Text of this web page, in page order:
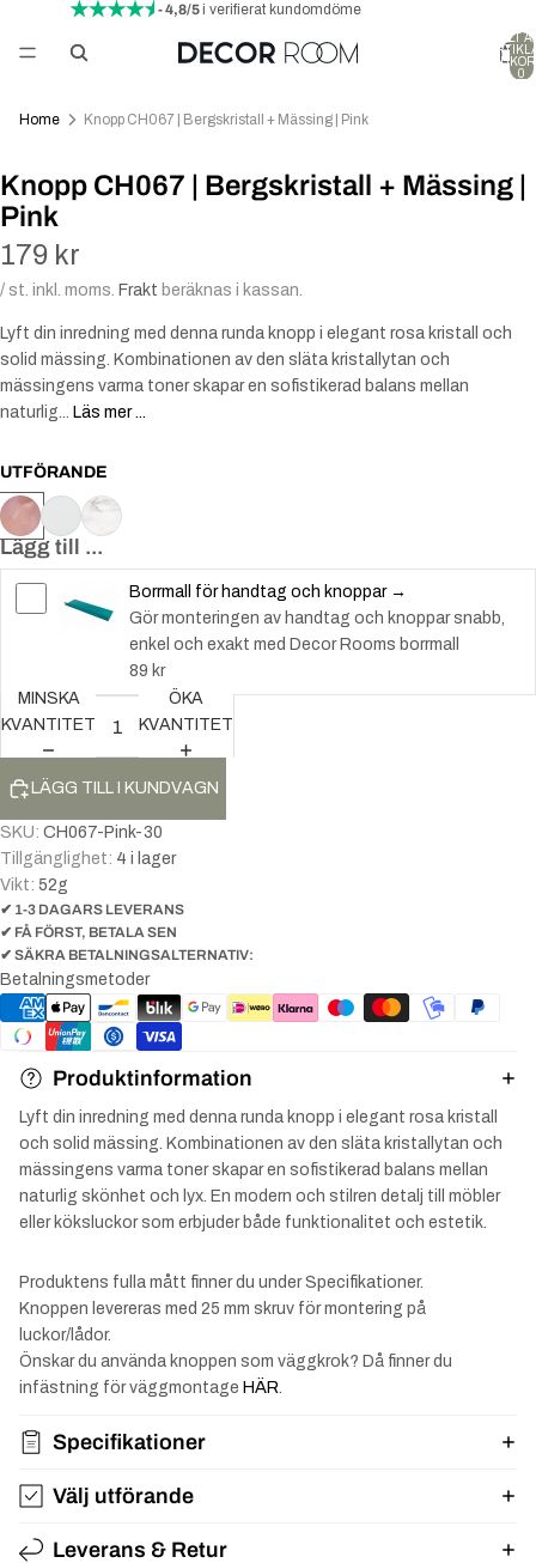
- 4,8/5i verifierat kundomdöme
TOTALT
0
Home Knopp CH067 | Bergskristall + Mässing | Pink
Knopp CH067 | Bergskristall + Mässing |
Pink
179 kr
/ st. inkl. moms. Frakt beräknas i kassan.
Lyft din inredning med denna runda knopp i elegant rosa kristall och
solid mässing. Kombinationen av den släta kristallytan och
mässingens varma toner skapar en sofistikerad balans mellan
naturlig... Läs mer ...
UTFÖRANDE
Lägg till ...
Borrmall för handtag och knoppar →
Gör monteringen av handtag och knoppar snabb,
enkel och exakt med Decor Rooms borrmall
89 kr
MINSKA
KVANTITET
ÖKA
KVANTITET
LÄGG TILL I KUNDVAGN
SKU: CH067-Pink-30
Tillgänglighet: 4 i lager
Vikt: 52g
✔ 1-3 DAGARS LEVERANS
✔ FÅ FÖRST, BETALA SEN
✔ SÄKRA BETALNINGSALTERNATIV:
Betalningsmetoder
Produktinformation
Lyft din inredning med denna runda knopp i elegant rosa kristall
och solid mässing. Kombinationen av den släta kristallytan och
mässingens varma toner skapar en sofistikerad balans mellan
naturlig skönhet och lyx. En modern och stilren detalj till möbler
eller köksluckor som erbjuder både funktionalitet och estetik.
Produktens fulla mått finner du under Specifikationer.
Knoppen levereras med 25 mm skruv för montering på
luckor/lådor.
Önskar du använda knoppen som väggkrok? Då finner du
infästning för väggmontage HÄR.
Specifikationer
Välj utförande
Leverans & Retur